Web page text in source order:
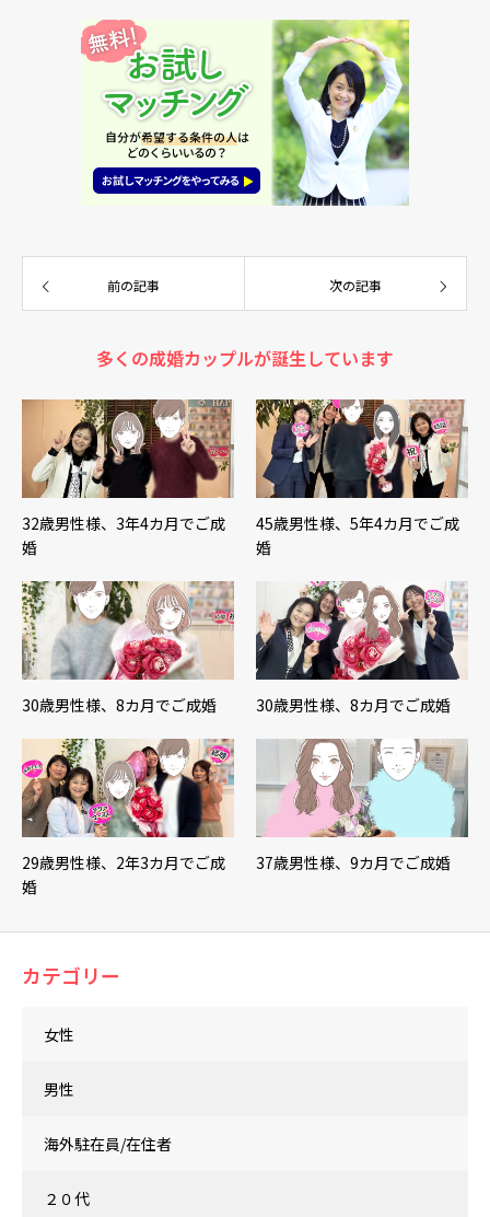
前の記事 次の記事
多くの成婚カップルが誕生しています
32歳男性様、3年4カ月でご成
婚
45歳男性様、5年4カ月でご成
婚
30歳男性様、8カ月でご成婚 30歳男性様、8カ月でご成婚
29歳男性様、2年3カ月でご成
婚
37歳男性様、9カ月でご成婚
カテゴリー
女性
男性
海外駐在員/在住者
２０代